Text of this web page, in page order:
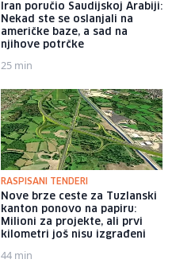
Iran poručio Saudijskoj Arabiji:
Nekad ste se oslanjali na
američke baze, a sad na
njihove potrčke
25 min
RASPISANI TENDERI
Nove brze ceste za Tuzlanski
kanton ponovo na papiru:
Milioni za projekte, ali prvi
kilometri još nisu izgrađeni
44 min